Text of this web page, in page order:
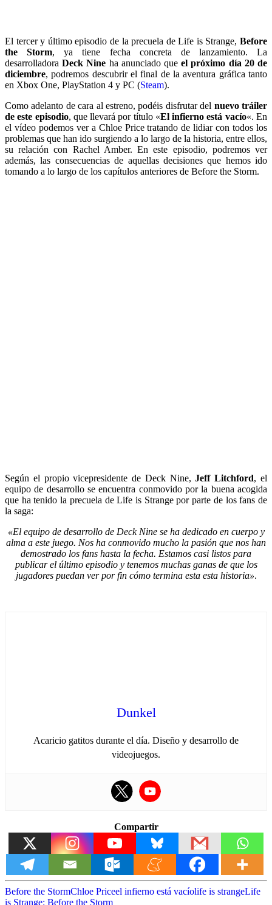
El tercer y último episodio de la precuela de Life is Strange, Before
the Storm, ya tiene fecha concreta de lanzamiento. La
desarrolladoraDeck Nine ha anunciado que el próximo día 20 de
diciembre, podremos descubrir el final de la aventura gráfica tanto
en Xbox One, PlayStation 4 y PC (Steam).
Como adelanto de cara al estreno, podéis disfrutar del nuevo tráiler
de este episodio, que llevará por título «El infierno está vacío«. En
el vídeo podemos ver a Chloe Price tratando de lidiar con todos los
problemas que han ido surgiendo a lo largo de la historia, entre ellos,
su relación con Rachel Amber. En este episodio, podremos ver
además, las consecuencias de aquellas decisiones que hemos ido
tomando a lo largo de los capítulos anteriores de Before the Storm.
Según el propio vicepresidente de Deck Nine,Jeff Litchford, el
equipo de desarrollo se encuentra conmovido por la buena acogida
que ha tenido la precuela de Life is Strange por parte de los fans de
la saga:
«El equipo de desarrollo de Deck Nine se ha dedicado en cuerpo y
alma a este juego. Nos ha conmovido mucho la pasión que nos han
demostrado los fans hasta la fecha. Estamos casi listos para
publicar el último episodio y tenemos muchas ganas de que los
jugadores puedan ver por fin cómo termina esta esta historia».
Dunkel
Acaricio gatitos durante el día. Diseño y desarrollo de
videojuegos.
Compartir
Before the StormChloe Priceel infierno está vacíolife is strangeLife
is Strange: Before the Storm